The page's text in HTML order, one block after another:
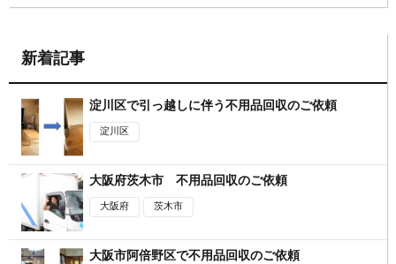
新着記事
淀川区で引っ越しに伴う不用品回収のご依頼
淀川区
大阪府茨木市 不用品回収のご依頼
大阪府 茨木市
大阪市阿倍野区で不用品回収のご依頼